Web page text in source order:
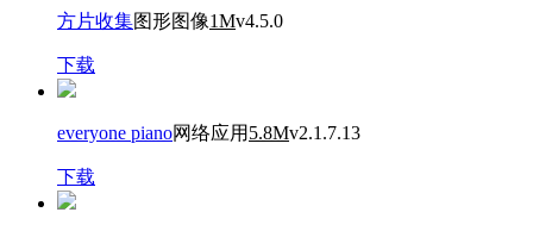
方片收集图形图像1Mv4.5.0
下载
everyone piano网络应用 5.8Mv2.1.7.13
下载